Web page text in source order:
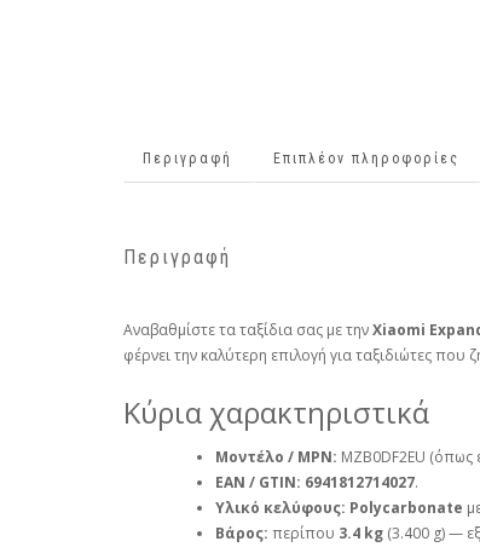
Περιγραφή Επιπλέον πληροφορίες
Περιγραφή
Αναβαθμίστε τα ταξίδια σας με τηνXiaomi
φέρνει την καλύτερη επιλογή για ταξιδιώτες που
Κύρια χαρακτηριστικά
Μοντέλο / MPN: MZB0DF2EU (όπως
EAN / GTIN: 6941812714027.
Υλικό κελύφους: Polycarbonate
Βάρος: περίπου 3.4 kg (3.400 g) —